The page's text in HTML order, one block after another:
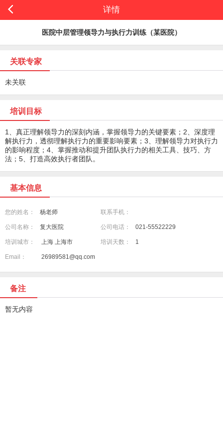
详情
医院中层管理领导力与执行力训练（某医院）
关联专家
未关联
培训目标
1、真正理解领导力的深刻内涵，掌握领导力的关键要素；2、深度理
解执行力，透彻理解执行力的重要影响要素；3、理解领导力对执行力
的影响程度；4、掌握推动和提升团队执行力的相关工具、技巧、方
法；5、打造高效执行者团队。
基本信息
您的姓名： 杨老师 联系手机：
公司名称： 复大医院 公司电话： 021-55522229
培训城市： 上海 上海市 培训天数： 1
Email： 26989581@qq.com
备注
暂无内容